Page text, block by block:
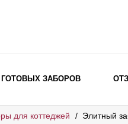
ВЫБОР ПО
ЗАБОРОВ
для коттеджей Элитный